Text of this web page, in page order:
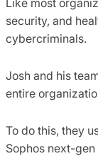
security, and
cybercriminals.
Josh and his
entire
To do this, they
Sophos next-